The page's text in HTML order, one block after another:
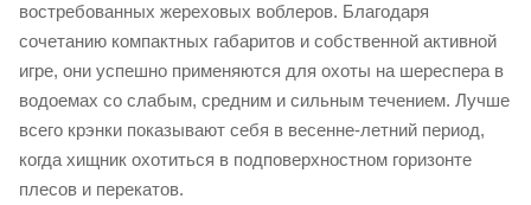
востребованных жереховых воблеров. Благодаря
сочетанию компактных габаритов и собственной активной
игре, они успешно применяются для охоты на шереспера в
водоемах со слабым, средним и сильным течением. Лучше
всего крэнки показывают себя в весенне-летний период,
когда хищник охотиться в подповерхностном горизонте
плесов и перекатов.